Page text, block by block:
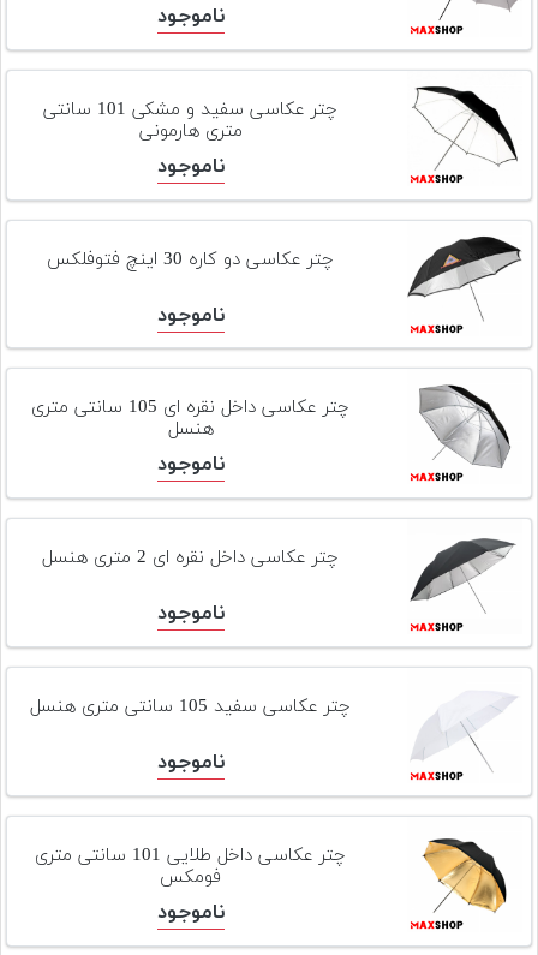
ناموجود
چتر عکاسی سفید و مشکی 101 سانتی
متری هارمونی
ناموجود
چتر عکاسی دو کاره 30 اینچ فتوفلکس
ناموجود
چتر عکاسی داخل نقره ای 105 سانتی متری
هنسل
ناموجود
چتر عکاسی داخل نقره ای 2 متری هنسل
ناموجود
چتر عکاسی سفید 105 سانتی متری هنسل
ناموجود
چتر عکاسی داخل طلایی 101 سانتی متری
فومکس
ناموجود